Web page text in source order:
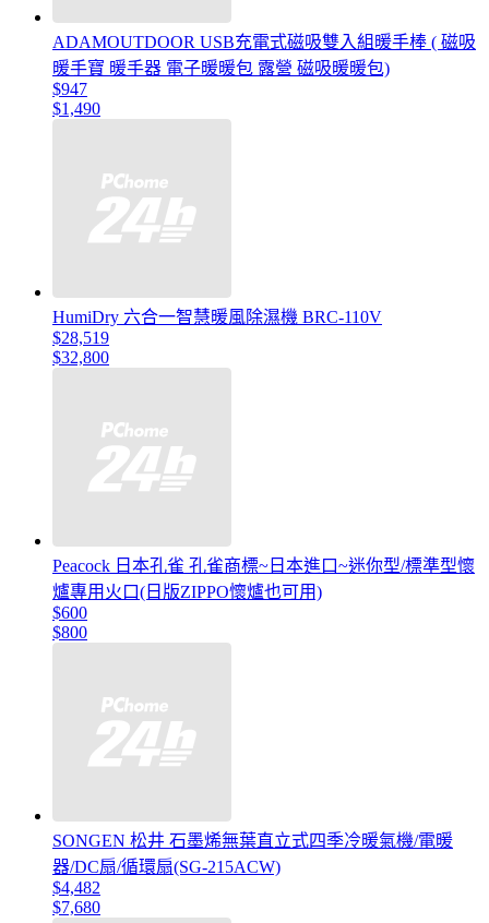
ADAMOUTDOOR USB充電式磁吸雙入組暖手棒 ( 磁吸
暖手寶 暖手器 電子暖暖包 露營 磁吸暖暖包)
$947
$1,490
HumiDry 六合一智慧暖風除濕機 BRC-110V
$28,519
$32,800
Peacock 日本孔雀 孔雀商標~日本進口~迷你型/標準型懷
爐專用火口(日版ZIPPO懷爐也可用)
$600
$800
SONGEN 松井 石墨烯無葉直立式四季冷暖氣機/電暖
器/DC扇/循環扇(SG-215ACW)
$4,482
$7,680